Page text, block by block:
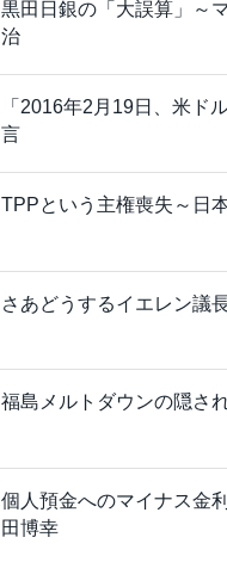
黒田日銀の「大誤算」～
治
「2016年2月19日、米ド
言
TPPという主権喪失～日
さあどうするイエレン議
福島メルトダウンの隠さ
個人預金へのマイナス金
田博幸